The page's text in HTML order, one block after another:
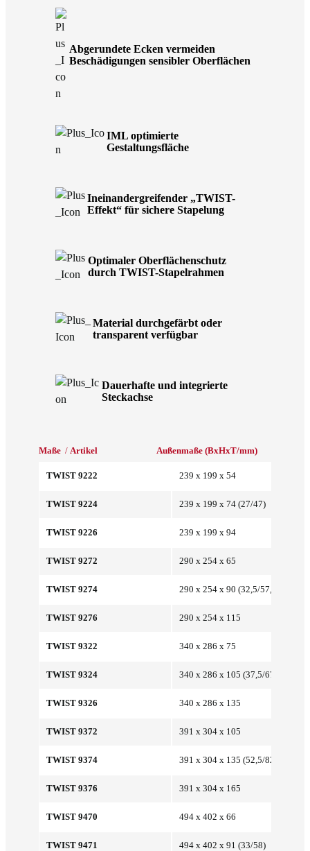
Abgerundete Ecken vermeiden
Beschädigungen sensibler Oberflächen
IML optimierte
Gestaltungsfläche
Ineinandergreifender „TWIST-
Effekt“ für sichere Stapelung
Optimaler Oberflächenschutz
durch TWIST-Stapelrahmen
Material durchgefärbt oder
transparent verfügbar
Dauerhafte und integrierte
Steckachse
Maße / Artikel Außenmaße (BxHxT/mm)
TWIST 9222 239 x 199 x 54
TWIST 9224 239 x 199 x 74 (27/47)
TWIST 9226 239 x 199 x 94
TWIST 9272 290 x 254 x 65
TWIST 9274 290 x 254 x 90 (32,5/57,5)
TWIST 9276 290 x 254 x 115
TWIST 9322 340 x 286 x 75
TWIST 9324 340 x 286 x 105 (37,5/67,5)
TWIST 9326 340 x 286 x 135
TWIST 9372 391 x 304 x 105
TWIST 9374 391 x 304 x 135 (52,5/82,5)
TWIST 9376 391 x 304 x 165
TWIST 9470 494 x 402 x 66
TWIST 9471 494 x 402 x 91 (33/58)